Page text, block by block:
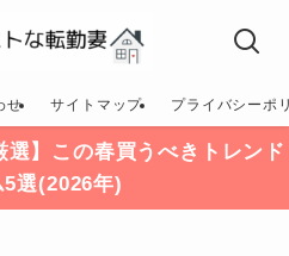
せ サイトマップ プライバシーポ
】この春買うべきトレンド
5選(2026年)